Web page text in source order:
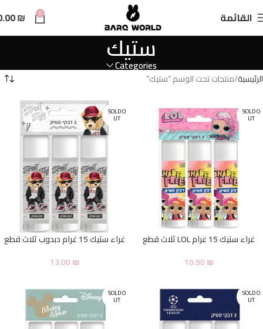
القائمة 0
₪
ستيك
Categories
الرئيسية منتجات تحت الوسم “ستيك”
SOLD O
UT
غراء ستيك 15 غرام LOL ثلاث قطع
10.90₪
SOLD O
UT
غراء ستيك 15 غرام دبدوب ثلاث قطع
13.00₪
SOLD O
UT
SOLD O
UT